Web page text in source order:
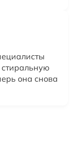
она снова